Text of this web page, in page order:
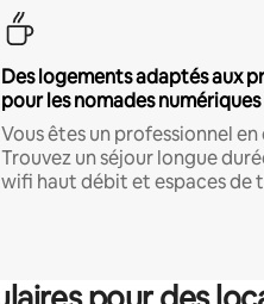
Des logements adaptés aux
pour les nomades numériques
Vous êtes un professionnel
Trouvez un séjour longue
wifi haut débit et espaces de